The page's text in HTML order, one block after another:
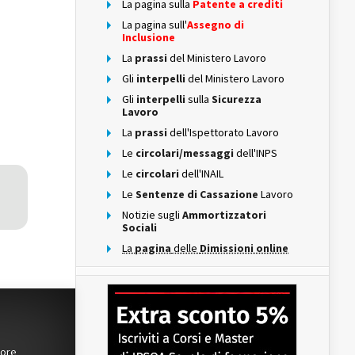
La pagina sulla Patente a crediti
La pagina sull'Assegno di
Inclusione
La prassi del Ministero Lavoro
Gli interpelli del Ministero Lavoro
Gli interpelli sulla Sicurezza
Lavoro
La prassi dell'Ispettorato Lavoro
Le circolari/messaggi dell'INPS
Le circolari dell'INAIL
Le Sentenze di Cassazione Lavoro
Notizie sugli Ammortizzatori
Sociali
La pagina delle Dimissioni online